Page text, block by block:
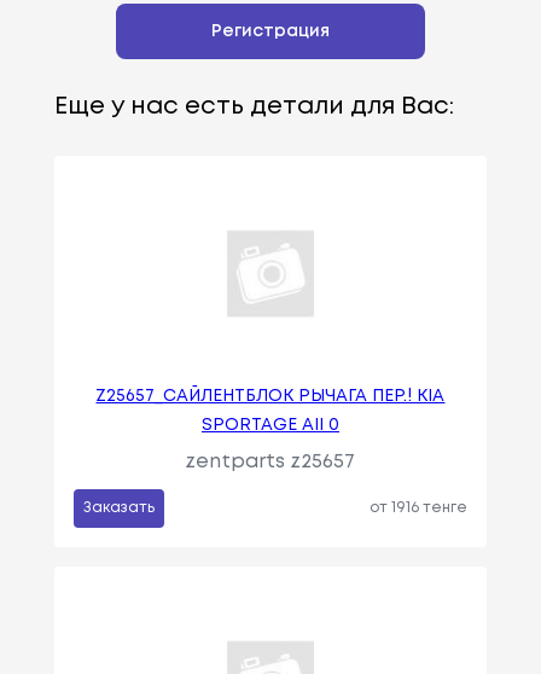
Регистрация
Еще у нас есть детали для Вас:
Z25657_САЙЛЕНТБЛОК РЫЧАГА ПЕР.! KIA
SPORTAGE AII 0
zentparts z25657
Заказать от 1916 тенге